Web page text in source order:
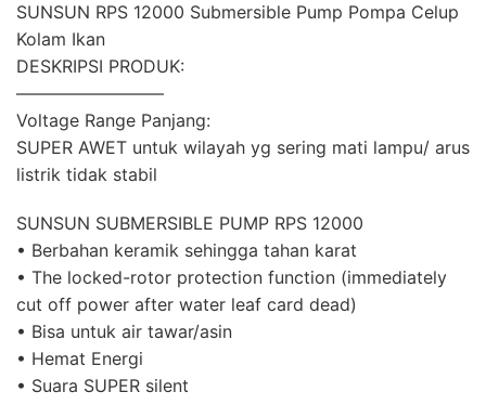
SUNSUN RPS 12000 Submersible Pump Pompa Celup
Kolam Ikan
DESKRIPSI PRODUK:
————————–
Voltage Range Panjang:
SUPER AWET untuk wilayah yg sering mati lampu/ arus
listrik tidak stabil
SUNSUN SUBMERSIBLE PUMP RPS 12000
• Berbahan keramik sehingga tahan karat
• The locked-rotor protection function (immediately
cut off power after water leaf card dead)
• Bisa untuk air tawar/asin
• Hemat Energi
• Suara SUPER silent